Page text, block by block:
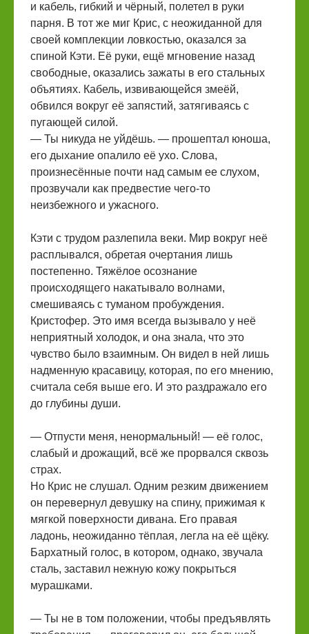
и кабель, гибкий и чёрный, полетел в руки
парня. В тот же миг Крис, с неожиданной для
своей комплекции ловкостью, оказался за
спиной Кэти. Её руки, ещё мгновение назад
свободные, оказались зажаты в его стальных
объятиях. Кабель, извивающейся змеёй,
обвился вокруг её запястий, затягиваясь с
пугающей силой.
— Ты никуда не уйдёшь. — прошептал юноша,
его дыхание опалило её ухо. Слова,
произнесённые почти над самым ее слухом,
прозвучали как предвестие чего-то
неизбежного и ужасного.
Кэти с трудом разлепила веки. Мир вокруг неё
расплывался, обретая очертания лишь
постепенно. Тяжёлое осознание
происходящего накатывало волнами,
смешиваясь с туманом пробуждения.
Кристофер. Это имя всегда вызывало у неё
неприятный холодок, и она знала, что это
чувство было взаимным. Он видел в ней лишь
надменную красавицу, которая, по его мнению,
считала себя выше его. И это раздражало его
до глубины души.
— Отпусти меня, ненормальный! — её голос,
слабый и дрожащий, всё же прорвался сквозь
страх.
Но Крис не слушал. Одним резким движением
он перевернул девушку на спину, прижимая к
мягкой поверхности дивана. Его правая
ладонь, неожиданно тёплая, легла на её щёку.
Бархатный голос, в котором, однако, звучала
сталь, заставил нежную кожу покрыться
мурашками.
— Ты не в том положении, чтобы предъявлять